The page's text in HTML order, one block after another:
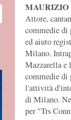
Attore,
commedie di
ed aiuto
Milano.
Mazzarella e
commedie di
l'attività
di Milano.
per "Trs